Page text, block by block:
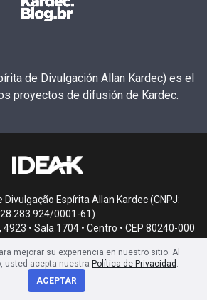
de Divulgación Allan Kardec) es el
proyectos de difusión de Kardec.
Espírita Allan Kardec (CNPJ:
28.283.924/0001-61)
• Sala 1704 • Centro • CEP 80240-000
mejorar su experiencia en nuestro sitio. Al
usted acepta nuestra Política de Privacidad .
ACEPTAR